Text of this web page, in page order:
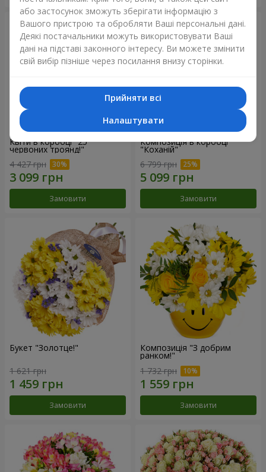
Квіти в коробці "25
червоних троянд!"
4 427 грн
Замовити
Композиція в коробці
"Коханій"
6 799 грн
Замовити
Букет "Золотце!"
1 621 грн
Замовити
Композиція "З добрим
ранком!"
1 732 грн
Замовити
або застосунок зможуть зберігати інформацію з
Вашого пристрою та обробляти Ваші персональні дані.
Деякі постачальники можуть використовувати Ваші
дані на підставі законного інтересу. Ви можете змінити
свій вибір пізніше через посилання внизу сторінки.
Прийняти всі
Налаштувати